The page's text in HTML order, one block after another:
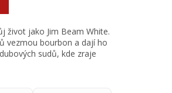
život jako Jim Beam White.
vezmou bourbon a dají ho
sudů, kde zraje